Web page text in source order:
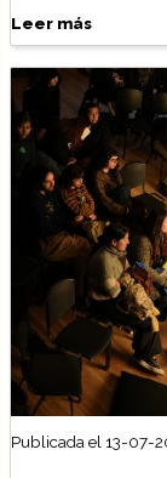
Leer más
Publicada el 13-07-